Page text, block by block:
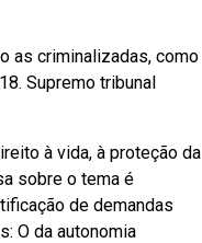
as criminalizadas, como
Supremo tribunal
à vida, à proteção da
sobre o tema é
de demandas
O da autonomia